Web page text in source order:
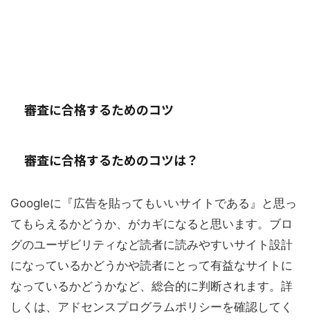
審査に合格するためのコツ
審査に合格するためのコツは？
Googleに『広告を貼ってもいいサイトである』と思っ
てもらえるかどうか、がカギになると思います。ブロ
グのユーザビリティなど読者に読みやすいサイト設計
になっているかどうかや読者にとって有益なサイトに
なっているかどうかなど、総合的に判断されます。詳
しくは、アドセンスプログラムポリシーを確認してく